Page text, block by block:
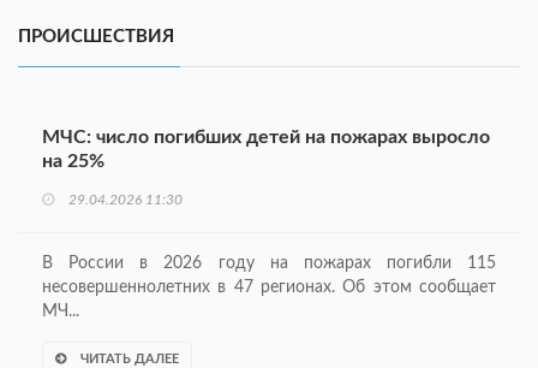
ПРОИСШЕСТВИЯ
МЧС: число погибших детей на пожарах выросло
на 25%
29.04.2026 11:30
В России в 2026 году на пожарах погибли 115
несовершеннолетних в 47 регионах. Об этом сообщает
МЧ...
ЧИТАТЬ ДАЛЕЕ